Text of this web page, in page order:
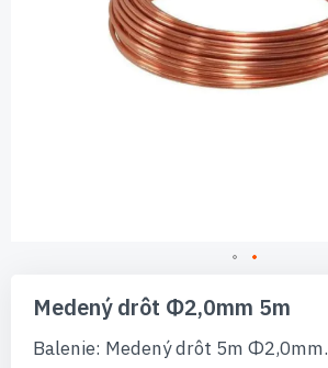
začiatok
galérie
obrázkov
Medený drôt Φ2,0mm 5m
Balenie: Medený drôt 5m Φ2,0mm.